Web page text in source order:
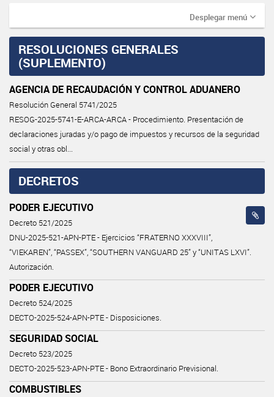
Desplegar menú
RESOLUCIONES GENERALES
(SUPLEMENTO)
AGENCIA DE RECAUDACIÓN Y CONTROL ADUANERO
Resolución General 5741/2025
RESOG-2025-5741-E-ARCA-ARCA - Procedimiento. Presentación de
declaraciones juradas y/o pago de impuestos y recursos de la seguridad
social y otras obl...
DECRETOS
PODER EJECUTIVO
Decreto 521/2025
DNU-2025-521-APN-PTE - Ejercicios “FRATERNO XXXVIII”,
“VIEKAREN”, “PASSEX”, “SOUTHERN VANGUARD 25” y “UNITAS LXVI”.
Autorización.
PODER EJECUTIVO
Decreto 524/2025
DECTO-2025-524-APN-PTE - Disposiciones.
SEGURIDAD SOCIAL
Decreto 523/2025
DECTO-2025-523-APN-PTE - Bono Extraordinario Previsional.
COMBUSTIBLES